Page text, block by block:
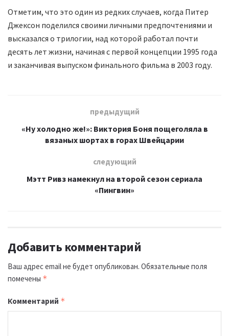
Отметим, что это один из редких случаев, когда Питер
Джексон поделился своими личными предпочтениями и
высказался о трилогии, над которой работал почти
десять лет жизни, начиная с первой концепции 1995 года
и заканчивая выпуском финального фильма в 2003 году.
предыдущий
«Ну холодно же!»: Виктория Боня пощеголяла в
вязаных шортах в горах Швейцарии
следующий
Мэтт Ривз намекнул на второй сезон сериала
«Пингвин»
Добавить комментарий
Ваш адрес email не будет опубликован. Обязательные поля
помечены *
Комментарий *